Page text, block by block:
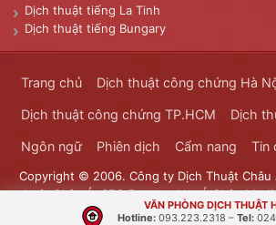
Dịch thuật tiếng La Tinh
Dịch thuật tiếng Bungary
Trang chủ Dịch thuật công chứng Hà
Dịch thuật công chứng TP.HCM Dịch
Ngôn ngữ Phiên dịch Cẩm nang Tin
Copyright © 2006. Công ty Dịch Thuật Châu
thuật Châu Á. SEO Powered byÁ Châu
Bưu Chính Đông Dương
VĂN PHÒNG DỊCH THUẬT
Hotline: 093.223.2318 – Tel: